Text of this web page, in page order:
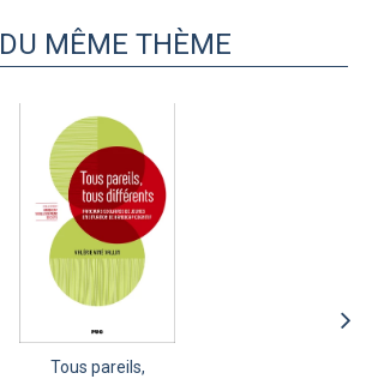
DU MÊME THÈME
Tous pareils,